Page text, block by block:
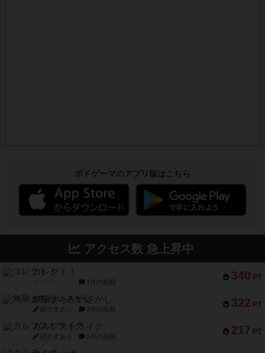
ボドゲーマのアプリ版はこちら
アクセス数 急上昇中
340 PT
コレクト！
1件の投稿
322 PT
無限まちがいさがし
紹介文あり 2件の投稿
217 PT
ガルフストライク
紹介文あり 1件の投稿